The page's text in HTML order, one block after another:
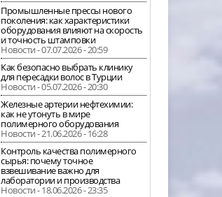
Промышленные прессы нового
поколения: как характеристики
оборудования влияют на скорость
и точность штамповки
Новости - 07.07.2026 - 20:59
Как безопасно выбрать клинику
для пересадки волос в Турции
Новости - 05.07.2026 - 20:30
Железные артерии нефтехимии:
как не утонуть в мире
полимерного оборудования
Новости - 21.06.2026 - 16:28
Контроль качества полимерного
сырья: почему точное
взвешивание важно для
лаборатории и производства
Новости - 18.06.2026 - 23:35